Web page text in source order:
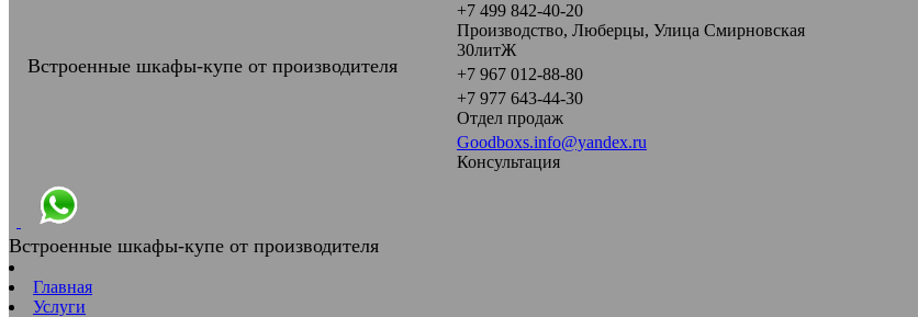
Встроенные шкафы-купе от производителя
+7 499 842-40-20
Производство, Люберцы, Улица Смирновская
30литЖ
+7 967 012-88-80
+7 977 643-44-30
Отдел продаж
Goodboxs.info@yandex.ru
Консультация
Встроенные шкафы-купе от производителя
Главная
Услуги